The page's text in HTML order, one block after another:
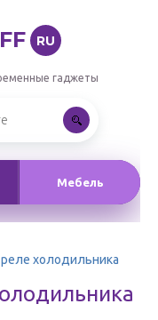
RU
гаджеты
Мебель
холодильника